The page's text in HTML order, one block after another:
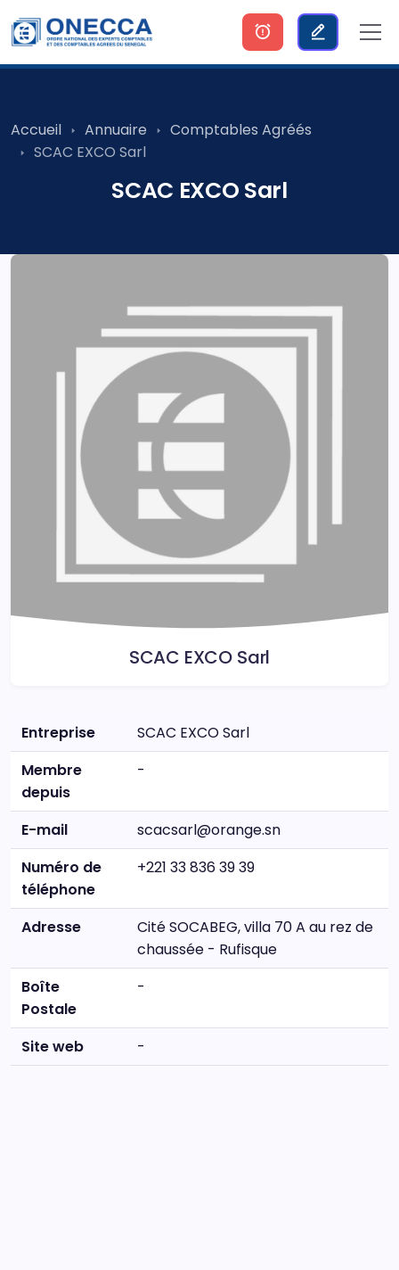
Accueil Annuaire
Comptables Agréés
SCAC EXCO Sarl
SCAC EXCO Sarl
SCAC EXCO Sarl
Entreprise
SCAC EXCO Sarl
Membre
depuis
-
E-mail
scacsarl@orange.sn
Numéro de
téléphone
+221 33 836 39 39
Adresse
Cité SOCABEG, villa 70 A au rez de
chaussée - Rufisque
Boîte
Postale
-
Site web -